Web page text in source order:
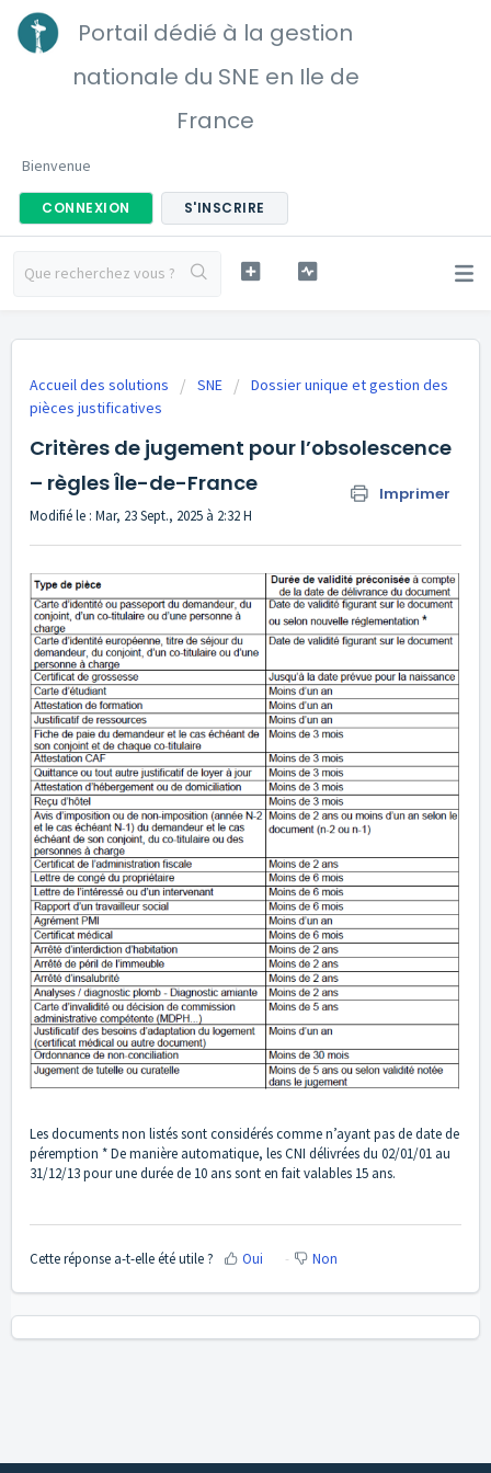
Portail dédié à la gestion
nationale du SNE en Ile de
France
Bienvenue
CONNEXION S'INSCRIRE
Accueil des solutions SNE
Dossier unique et gestion des
pièces justificatives
Critères de jugement pour l’obsolescence
– règles Île-de-France
Imprimer
Modifié le : Mar, 23 Sept., 2025 à 2:32 H
Les documents non listés sont considérés comme n’ayant pas de date de
péremption * De manière automatique, les CNI délivrées du 02/01/01 au
31/12/13 pour une durée de 10 ans sont en fait valables 15 ans.
Cette réponse a-t-elle été utile ? Oui Non